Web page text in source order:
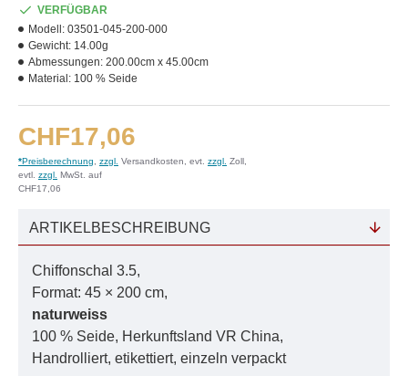
CHF17,06
*Preisberechnung zzgl. Versandkosten, evt. zzgl. Zoll,
evtl. zzgl. MwSt. auf
CHF17,06
VERFÜGBAR
Modell: 03501-045-200-000
Gewicht: 14.00g
Abmessungen: 200.00cm x 45.00cm
Material: 100 % Seide
ARTIKELBESCHREIBUNG
Chiffonschal 3.5,
Format: 45 × 200 cm,
naturweiss
100 % Seide, Herkunftsland VR China,
Handrolliert, etikettiert, einzeln verpackt